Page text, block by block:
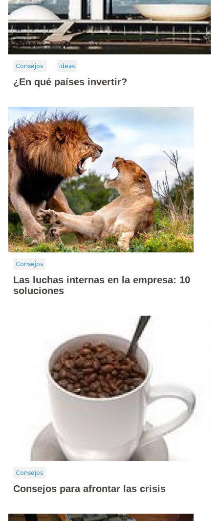
Consejos ideas
¿En qué países invertir?
Consejos
Las luchas internas en la empresa: 10
soluciones
Consejos
Consejos para afrontar las crisis